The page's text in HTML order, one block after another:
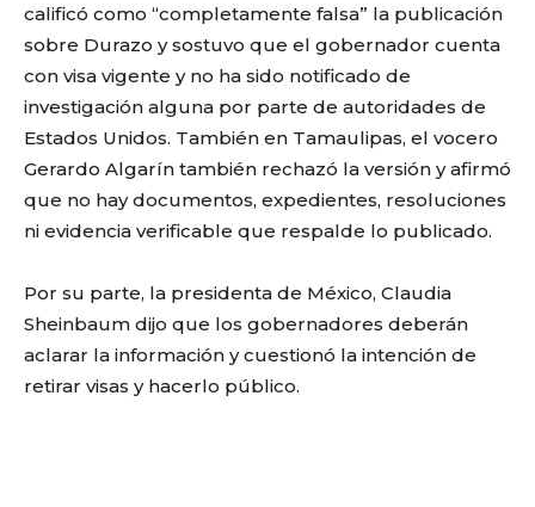
calificó como “completamente falsa” la publicación
sobre Durazo y sostuvo que el gobernador cuenta
con visa vigente y no ha sido notificado de
investigación alguna por parte de autoridades de
Estados Unidos. También en Tamaulipas, el vocero
Gerardo Algarín también rechazó la versión y afirmó
que no hay documentos, expedientes, resoluciones
ni evidencia verificable que respalde lo publicado.
Por su parte, la presidenta de México, Claudia
Sheinbaum dijo que los gobernadores deberán
aclarar la información y cuestionó la intención de
retirar visas y hacerlo público.